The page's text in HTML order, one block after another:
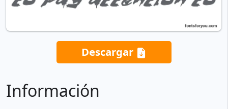
Descargar
Información